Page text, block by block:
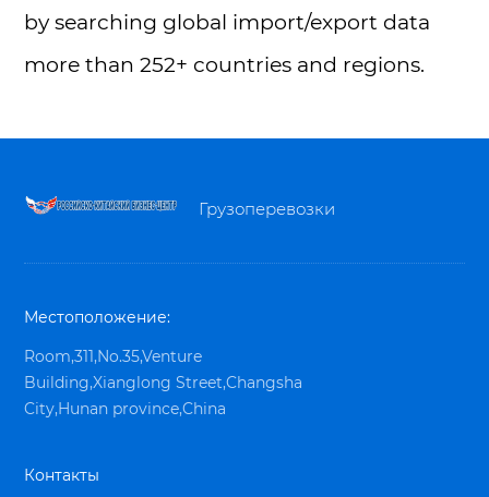
by searching global import/export data
more than 252+ countries and regions.
Грузоперевозки
Местоположение:
Room,311,No.35,Venture
Building,Xianglong Street,Changsha
City,Hunan province,China
Контакты